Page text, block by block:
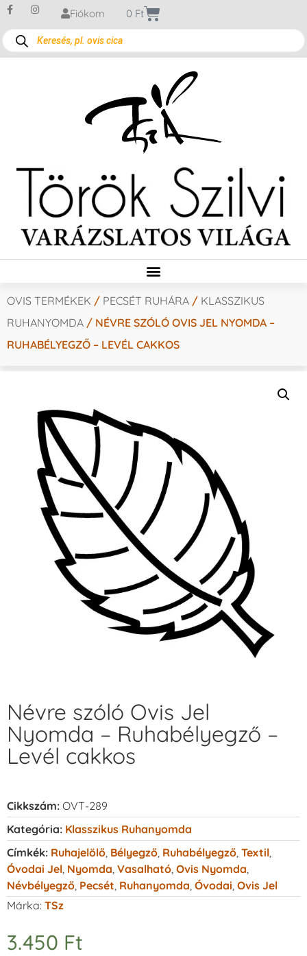
Fiókom 0 Ft
OVIS TERMÉKEK / PECSÉT RUHÁRA / KLASSZIKUS
RUHANYOMDA / NÉVRE SZÓLÓ OVIS JEL NYOMDA –
RUHABÉLYEGZŐ – LEVÉL CAKKOS
Névre szóló Ovis Jel
Nyomda – Ruhabélyegző –
Levél cakkos
Cikkszám: OVT-289
Kategória: Klasszikus Ruhanyomda
Címkék: Ruhajelölő Bélyegző Ruhabélyegző Textil
Óvodai Jel Nyomda Vasalható Ovis Nyomda
Névbélyegző Pecsét Ruhanyomda Óvodai Ovis Jel
Márka: TSz
3.450 Ft